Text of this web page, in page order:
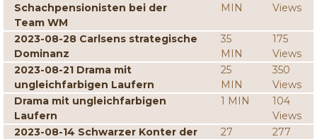
Schachpensionisten bei der
Team WM
MIN
Views
2023-08-28 Carlsens strategische
Dominanz
35
MIN
175
Views
2023-08-21 Drama mit
ungleichfarbigen Laufern
25
MIN
350
Views
Drama mit ungleichfarbigen
Laufern
1 MIN
104
Views
2023-08-14 Schwarzer Konter der
27
277